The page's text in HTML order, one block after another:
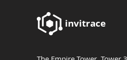
invitrace